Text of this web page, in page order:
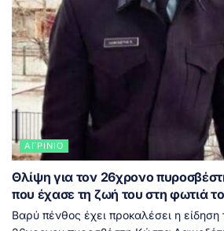
ΑΓΡΊΝΙΟ
Θλίψη για τον 26χρονο
που έχασε τη ζωή του στη φωτιά
Βαρύ πένθος έχει προκαλέσει η